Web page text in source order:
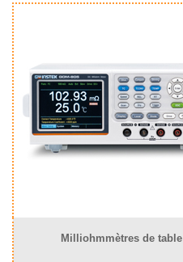
Milliohmmètres de table